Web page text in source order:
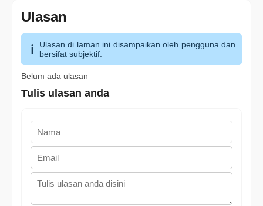
Ulasan
Ulasan di laman ini disampaikan oleh pengguna dan
bersifat subjektif.
Belum ada ulasan
Tulis ulasan anda